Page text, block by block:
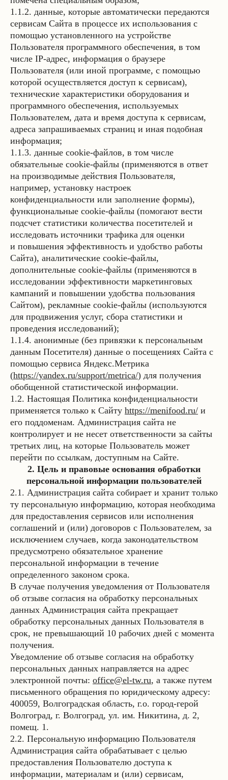
1.1.2. данные, которые автоматически передаются
сервисам Сайта в процессе их использования с
помощью установленного на устройстве
Пользователя программного обеспечения, в том
числе IP-адрес, информация о браузере
Пользователя (или иной программе, с помощью
которой осуществляется доступ к сервисам),
технические характеристики оборудования и
программного обеспечения, используемых
Пользователем, дата и время доступа к сервисам,
адреса запрашиваемых страниц и иная подобная
информация;
1.1.3. данные cookie-файлов, в том числе
обязательные cookie-файлы (применяются в ответ
на производимые действия Пользователя,
например, установку настроек
конфиденциальности или заполнение формы),
функциональные cookie-файлы (помогают вести
подсчет статистики количества посетителей и
исследовать источники трафика для оценки
и повышения эффективность и удобство работы
Сайта), аналитические cookie-файлы,
дополнительные cookie-файлы (применяются в
исследовании эффективности маркетинговых
кампаний и повышении удобства пользования
Сайтом), рекламные cookie-файлы (используются
для продвижения услуг, сбора статистики и
проведения исследований);
1.1.4. анонимные (без привязки к персональным
данным Посетителя) данные о посещениях Сайта с
помощью сервиса Яндекс.Метрика
(https://yandex.ru/support/metrica/) для получения
обобщенной статистической информации.
1.2. Настоящая Политика конфиденциальности
применяется только к Сайту https://menifood.ru/ и
его поддоменам. Администрация сайта не
контролирует и не несет ответственности за сайты
третьих лиц, на которые Пользователь может
перейти по ссылкам, доступным на Сайте.
2. Цель и правовые основания обработки
персональной информации пользователей
2.1. Администрация сайта собирает и хранит только
ту персональную информацию, которая необходима
для предоставления сервисов или исполнения
соглашений и (или) договоров с Пользователем, за
исключением случаев, когда законодательством
предусмотрено обязательное хранение
персональной информации в течение
определенного законом срока.
В случае получения уведомления от Пользователя
об отзыве согласия на обработку персональных
данных Администрация сайта прекращает
обработку персональных данных Пользователя в
срок, не превышающий 10 рабочих дней с момента
получения.
Уведомление об отзыве согласия на обработку
персональных данных направляется на адрес
электронной почты: office@el-tw.ru, а также путем
письменного обращения по юридическому адресу:
400059, Волгоградская область, г.о. город-герой
Волгоград, г. Волгоград, ул. им. Никитина, д. 2,
помещ. 1.
2.2. Персональную информацию Пользователя
Администрация сайта обрабатывает c целью
предоставления Пользователю доступа к
информации, материалам и (или) сервисам,